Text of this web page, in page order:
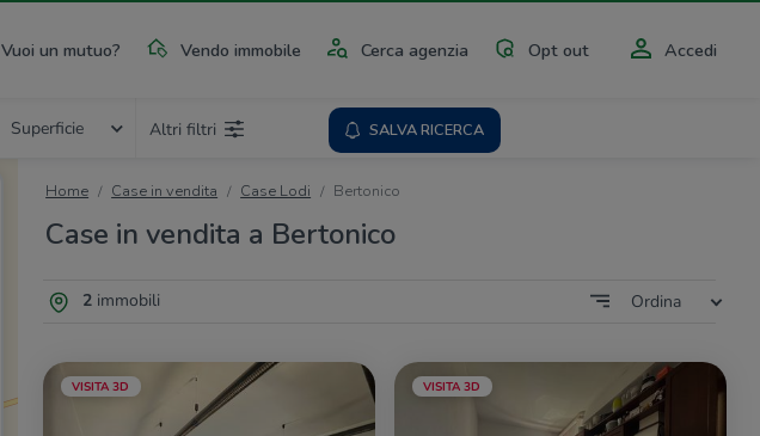
Vuoi un mutuo? Vendo immobile Cerca agenzia Opt out Accedi
Superficie Altri filtri SALVA RICERCA
Home Case in vendita Case Lodi Bertonico
Case in vendita a Bertonico
2immobili Ordina
VISITA 3D VISITA 3D